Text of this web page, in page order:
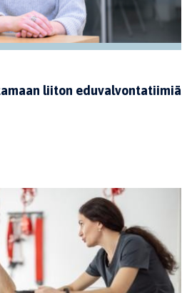
liiton eduvalvontatiimiä